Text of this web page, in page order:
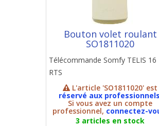
Bouton volet roulant
SO1811020
Télécommande Somfy TELIS 16
RTS
L'article 'SO1811020' est
réservé aux professionnels
Si vous avez un compte
professionnel, connectez-
3 articles en stock